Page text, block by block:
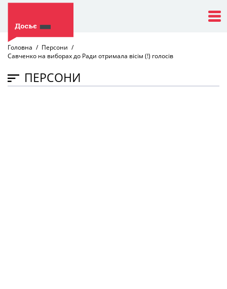
Головна
Персони
Савченко на виборах до Ради отримала вісім (!) голосів
ПЕРСОНИ